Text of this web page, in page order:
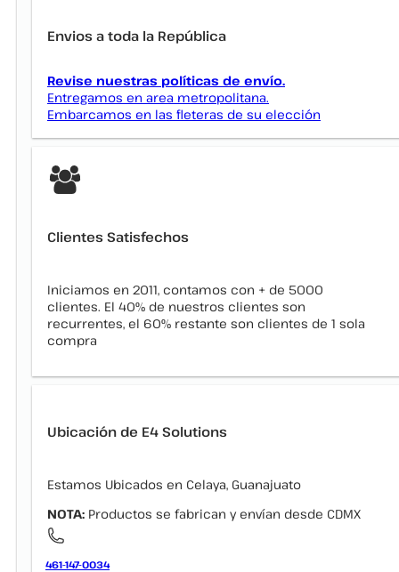
Envios a toda la República
Revise nuestras políticas de envío.
Entregamos en area metropolitana.
Embarcamos en las fleteras de su elección
Clientes Satisfechos
Iniciamos en 2011, contamos con + de 5000
clientes. El 40% de nuestros clientes son
recurrentes, el 60% restante son clientes de 1 sola
compra
Ubicación de E4 Solutions
Estamos Ubicados en Celaya, Guanajuato
NOTA: Productos se fabrican y envían desde CDMX
461-147-0034